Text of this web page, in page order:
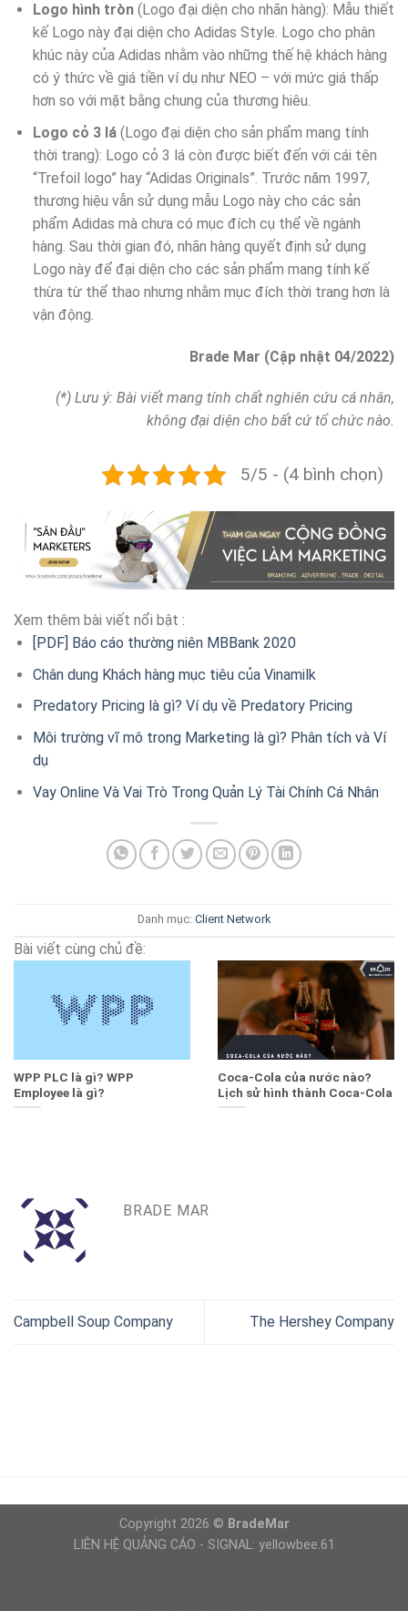
Logo hình tròn(Logo đại diện cho nhãn hàng): Mẫu thiết
kế Logo này đại diện cho Adidas Style. Logo cho phân
khúc này của Adidas nhằm vào những thế hệ khách hàng
có ý thức về giá tiền ví dụ như NEO – với mức giá thấp
hơn so với mặt bằng chung của thương hiêu.
Logo cỏ 3 lá(Logo đại diện cho sản phẩm mang tính
thời trang): Logo cỏ 3 lá còn được biết đến với cái tên
“Trefoil logo” hay “Adidas Originals”. Trước năm 1997,
thương hiệu vẫn sử dụng mẫu Logo này cho các sản
phẩm Adidas mà chưa có mục đích cụ thể về ngành
hàng. Sau thời gian đó, nhãn hàng quyết định sử dụng
Logo này để đại diện cho các sản phẩm mang tính kế
thừa từ thể thao nhưng nhằm mục đích thời trang hơn là
vận động.
Brade Mar (Cập nhật 04/2022)
(*) Lưu ý: Bài viết mang tính chất nghiên cứu cá nhân,
không đại diện cho bất cứ tổ chức nào.
5/5 - (4 bình chọn)
Xem thêm bài viết nổi bật :
[PDF] Báo cáo thường niên MBBank 2020
Chân dung Khách hàng mục tiêu của Vinamilk
Predatory Pricing là gì? Ví dụ về Predatory Pricing
Môi trường vĩ mô trong Marketing là gì? Phân tích và Ví
dụ
Vay Online Và Vai Trò Trong Quản Lý Tài Chính Cá Nhân
Danh mục: Client Network
Bài viết cùng chủ đề:
WPP PLC là gì? WPP
Employee là gì?
Coca-Cola của nước nào?
Lịch sử hình thành Coca-Cola
BRADE MAR
Campbell Soup Company The Hershey Company
Copyright 2026 © BradeMar
LIÊN HỆ QUẢNG CÁO - SIGNAL: yellowbee.61